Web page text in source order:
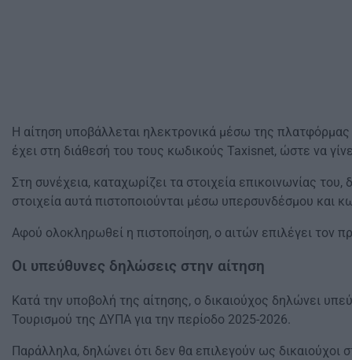
Η αίτηση υποβάλλεται ηλεκτρονικά μέσω της
έχει στη διάθεσή του τους κωδικούς Taxisnet, ώστε να
Στη συνέχεια, καταχωρίζει τα στοιχεία επικοινωνίας
στοιχεία αυτά πιστοποιούνται μέσω υπερσυνδέσμου και
Αφού ολοκληρωθεί η πιστοποίηση, ο αιτών επιλέγει τον
Οι υπεύθυνες δηλώσεις στην αίτηση
Κατά την υποβολή της αίτησης, ο δικαιούχος δηλώνει
Τουρισμού της ΔΥΠΑ για την περίοδο 2025-2026.
Παράλληλα, δηλώνει ότι δεν θα επιλεγούν ως